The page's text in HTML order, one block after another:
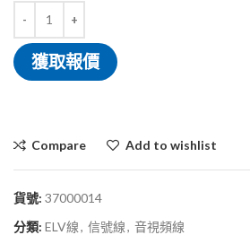
獲取報價
Compare Add to wishlist
貨號: 37000014
分類: ELV線, 信號線, 音視頻線